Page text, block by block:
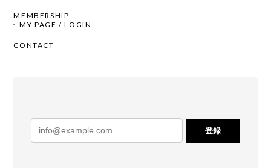
MEMBERSHIP
MY PAGE / LOGIN
CONTACT
登録